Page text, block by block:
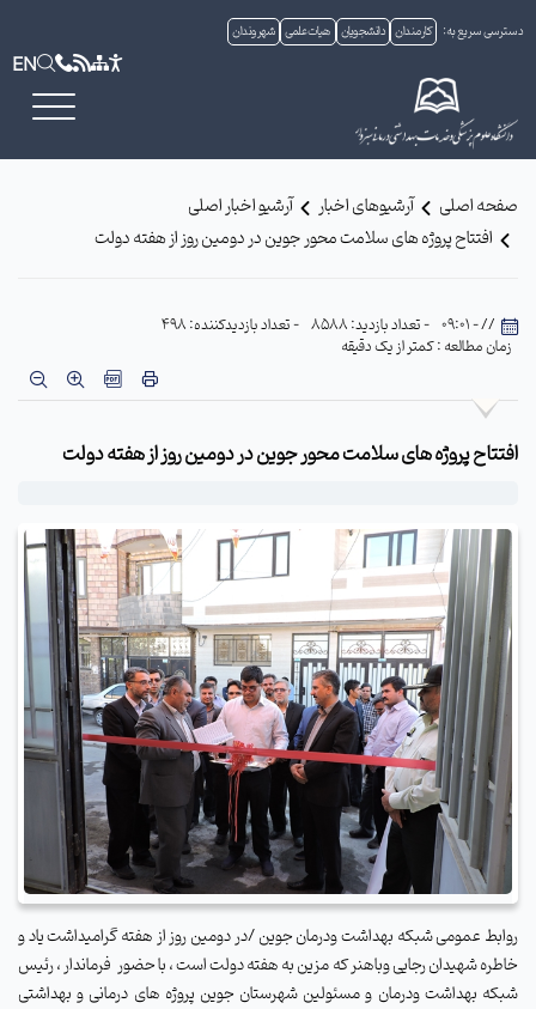
دسترسی سریع به: کارمندان دانشجویان هیات علمی شهروندان
EN
صفحه اصلی آرشیوهای اخبار
آرشیو اخبار اصلی
افتتاح پروژه های سلامت محور جوین در دومین روز از هفته دولت
// - 09:01 - تعداد بازدید: 8588
- تعداد بازدیدکننده: 498
زمان مطالعه : کمتر از یک دقیقه
افتتاح پروژه های سلامت محور جوین در دومین روز از هفته دولت
روابط عمومی شبکه بهداشت ودرمان جوین /در دومین روز از هفته گرامیداشت یاد و
خاطره شهیدان رجایی وباهنر که مزین به هفته دولت است ، با حضور فرماندار ، رئیس
شبکه بهداشت ودرمان و مسئولین شهرستان جوین پروژه های درمانی و بهداشتی